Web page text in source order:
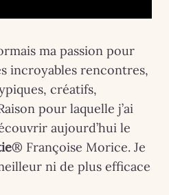
ma passion pour
incroyables rencontres,
créatifs,
pour laquelle j’ai
aujourd’hui le
® Françoise Morice. Je
ni de plus efficace